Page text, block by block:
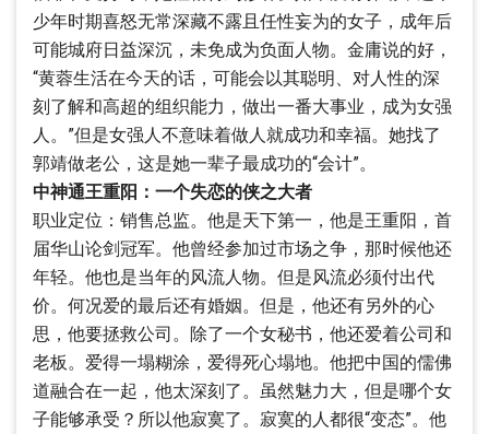
少年时期喜怒无常深藏不露且任性妄为的女子，成年后
可能城府日益深沉，未免成为负面人物。金庸说的好，
“黄蓉生活在今天的话，可能会以其聪明、对人性的深
刻了解和高超的组织能力，做出一番大事业，成为女强
人。”但是女强人不意味着做人就成功和幸福。她找了
郭靖做老公，这是她一辈子最成功的“会计”。
中神通王重阳：一个失恋的侠之大者
职业定位：销售总监。他是天下第一，他是王重阳，首
届华山论剑冠军。他曾经参加过市场之争，那时候他还
年轻。他也是当年的风流人物。但是风流必须付出代
价。何况爱的最后还有婚姻。但是，他还有另外的心
思，他要拯救公司。除了一个女秘书，他还爱着公司和
老板。爱得一塌糊涂，爱得死心塌地。他把中国的儒佛
道融合在一起，他太深刻了。虽然魅力大，但是哪个女
子能够承受？所以他寂寞了。寂寞的人都很“变态”。他